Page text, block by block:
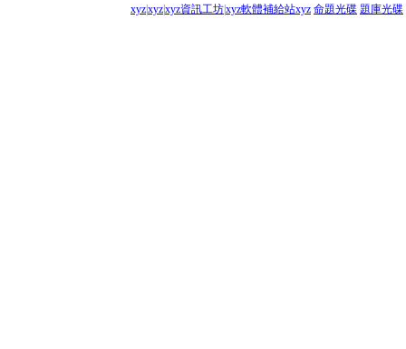
xyzxyzxyz資訊工坊xyz軟體補給站xyz 命題光碟 題庫光碟